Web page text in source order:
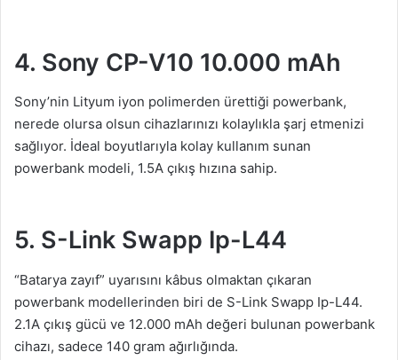
4. Sony CP-V10 10.000 mAh
Sony’nin Lityum iyon polimerden ürettiği powerbank,
nerede olursa olsun cihazlarınızı kolaylıkla şarj etmenizi
sağlıyor. İdeal boyutlarıyla kolay kullanım sunan
powerbank modeli, 1.5A çıkış hızına sahip.
5. S-Link Swapp Ip-L44
“Batarya zayıf” uyarısını kâbus olmaktan çıkaran
powerbank modellerinden biri de S-Link Swapp Ip-L44.
2.1A çıkış gücü ve 12.000 mAh değeri bulunan powerbank
cihazı, sadece 140 gram ağırlığında.